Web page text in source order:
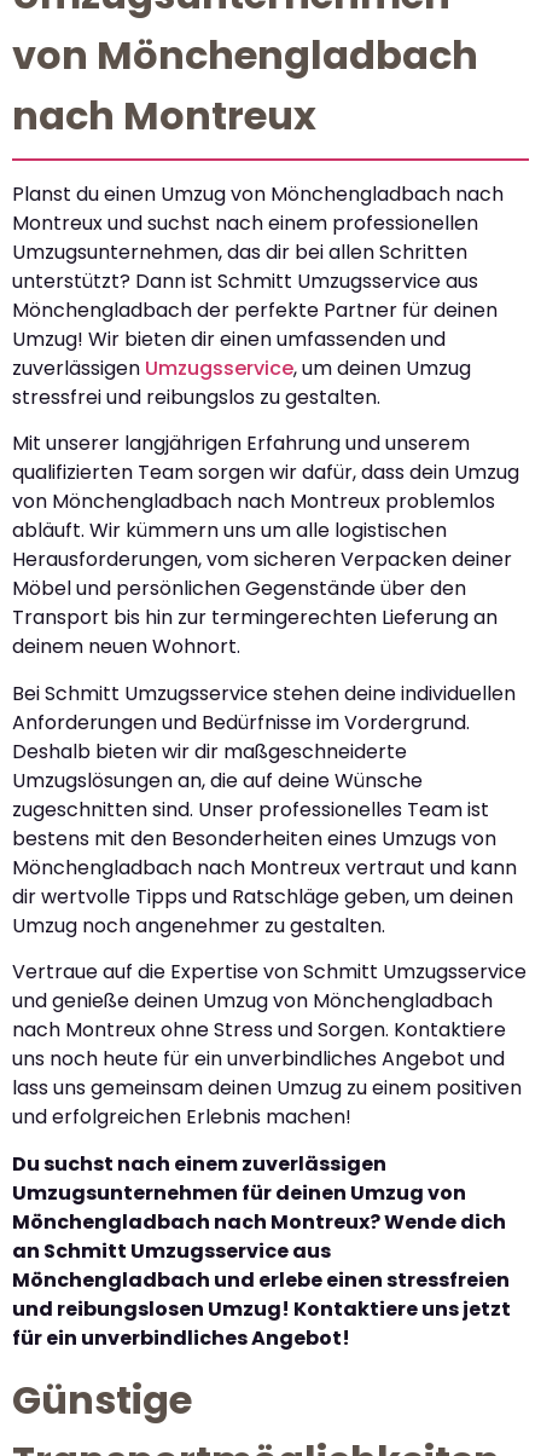
von Mönchengladbach
nach Montreux
Planst du einen Umzug von Mönchengladbach nach
Montreux und suchst nach einem professionellen
Umzugsunternehmen, das dir bei allen Schritten
unterstützt? Dann ist Schmitt Umzugsservice aus
Mönchengladbach der perfekte Partner für deinen
Umzug! Wir bieten dir einen umfassenden und
zuverlässigen Umzugsservice, um deinen Umzug
stressfrei und reibungslos zu gestalten.
Mit unserer langjährigen Erfahrung und unserem
qualifizierten Team sorgen wir dafür, dass dein Umzug
von Mönchengladbach nach Montreux problemlos
abläuft. Wir kümmern uns um alle logistischen
Herausforderungen, vom sicheren Verpacken deiner
Möbel und persönlichen Gegenstände über den
Transport bis hin zur termingerechten Lieferung an
deinem neuen Wohnort.
Bei Schmitt Umzugsservice stehen deine individuellen
Anforderungen und Bedürfnisse im Vordergrund.
Deshalb bieten wir dir maßgeschneiderte
Umzugslösungen an, die auf deine Wünsche
zugeschnitten sind. Unser professionelles Team ist
bestens mit den Besonderheiten eines Umzugs von
Mönchengladbach nach Montreux vertraut und kann
dir wertvolle Tipps und Ratschläge geben, um deinen
Umzug noch angenehmer zu gestalten.
Vertraue auf die Expertise von Schmitt Umzugsservice
und genieße deinen Umzug von Mönchengladbach
nach Montreux ohne Stress und Sorgen. Kontaktiere
uns noch heute für ein unverbindliches Angebot und
lass uns gemeinsam deinen Umzug zu einem positiven
und erfolgreichen Erlebnis machen!
Du suchst nach einem zuverlässigen
Umzugsunternehmen für deinen Umzug von
Mönchengladbach nach Montreux? Wende dich
an Schmitt Umzugsservice aus
Mönchengladbach und erlebe einen stressfreien
und reibungslosen Umzug! Kontaktiere uns jetzt
für ein unverbindliches Angebot!
Günstige